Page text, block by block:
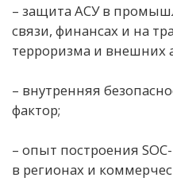
– защита АСУ в
связи, финансах и на
терроризма и внешних
– внутренняя
фактор;
– опыт построения
в регионах и